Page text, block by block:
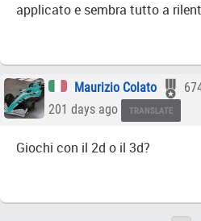
applicato e sembra tutto a
Maurizio Colato
201 days ago
TRANSLATE
Giochi con il 2d o il 3d?